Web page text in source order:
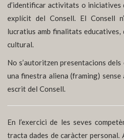
d’identificar activitats o iniciatives
explícit del Consell. El Consell
lucratius amb finalitats educatives,
cultural.
No s’autoritzen presentacions
una finestra aliena (framing)
escrit del Consell.
En l’exercici de les seves
tracta dades de caràcter personal.